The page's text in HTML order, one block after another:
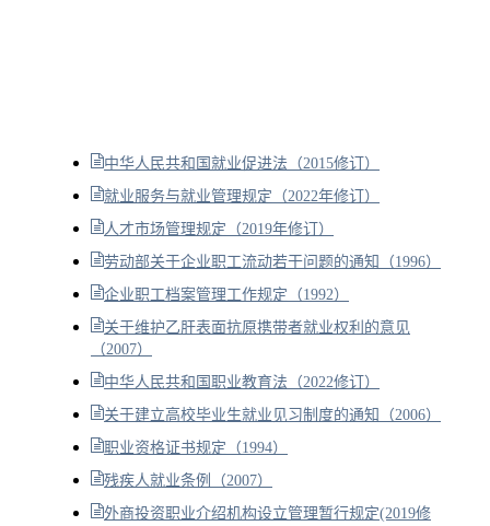
中华人民共和国就业促进法（2015修订）
就业服务与就业管理规定（2022年修订）
人才市场管理规定（2019年修订）
劳动部关于企业职工流动若干问题的通知（1996）
企业职工档案管理工作规定（1992）
关于维护乙肝表面抗原携带者就业权利的意见
（2007）
中华人民共和国职业教育法（2022修订）
关于建立高校毕业生就业见习制度的通知（2006）
职业资格证书规定（1994）
残疾人就业条例（2007）
外商投资职业介绍机构设立管理暂行规定(2019修